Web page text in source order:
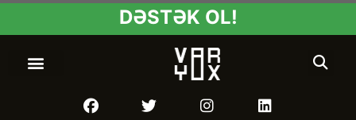
DƏSTƏK OL!